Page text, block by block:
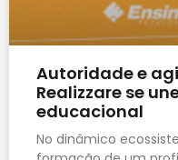
Autoridade e
Realizzare se
educacional
No dinâmico